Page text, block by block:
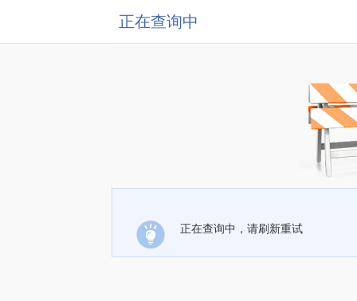
正在查询中
正在查询中，请刷新重试